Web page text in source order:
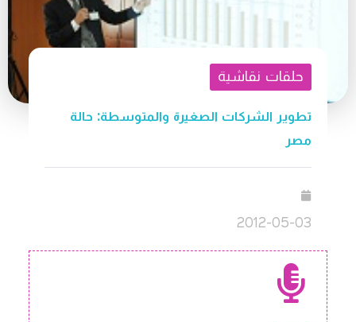
حلقات نقاشية
تطوير الشركات الصغيرة والمتوسطة: حالة
مصر
2012-05-03